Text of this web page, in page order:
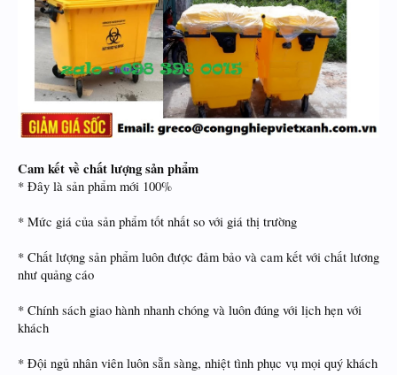
Cam kết về chất lượng sản phẩm
* Đây là sản phẩm mới 100%
* Mức giá của sản phẩm tốt nhất so với giá thị trường
* Chất lượng sản phẩm luôn được đảm bảo và cam kết với chất lương
như quảng cáo
* Chính sách giao hành nhanh chóng và luôn đúng với lịch hẹn với
khách
* Đội ngủ nhân viên luôn sẵn sàng, nhiệt tình phục vụ mọi quý khách